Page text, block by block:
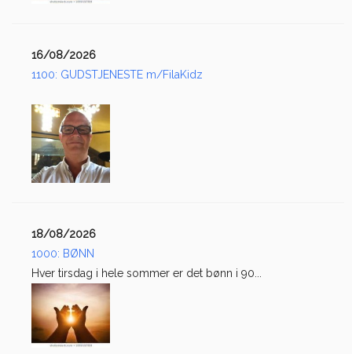
16/08/2026
1100: GUDSTJENESTE m/FilaKidz
18/08/2026
1000: BØNN
Hver tirsdag i hele sommer er det bønn i 90...